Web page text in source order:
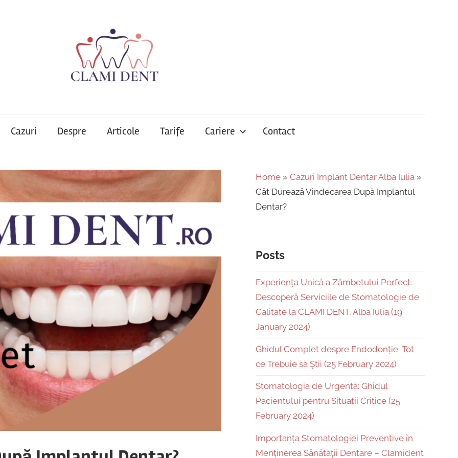
Cazuri Despre Articole Tarife Cariere Contact
Home » Cazuri Implant Dentar Alba Iulia »
Cât Durează Vindecarea După Implantul
Dentar?
Posts
Experiența Unică a Zâmbetului Perfect:
Descoperă Serviciile de Stomatologie de
Calitate la CLAMI DENT, Alba Iulia (19
January 2024)
Ghidul Complet despre Endodonție: Tot
ce Trebuie să Știi (25 February 2024)
Stomatologia de Urgență: Ghidul
Pacientului pentru Situații Critice (25
February 2024)
Importanța Stomatologiei Preventive în
Menținerea Sănătății Dentare – Clamident